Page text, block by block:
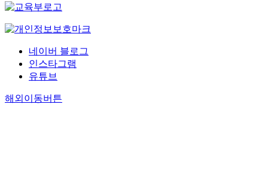
네이버 블로그
인스타그램
유튜브
해외이동버튼